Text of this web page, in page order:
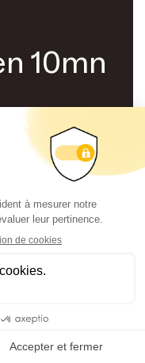
10mn
frais cachés
frais cachés